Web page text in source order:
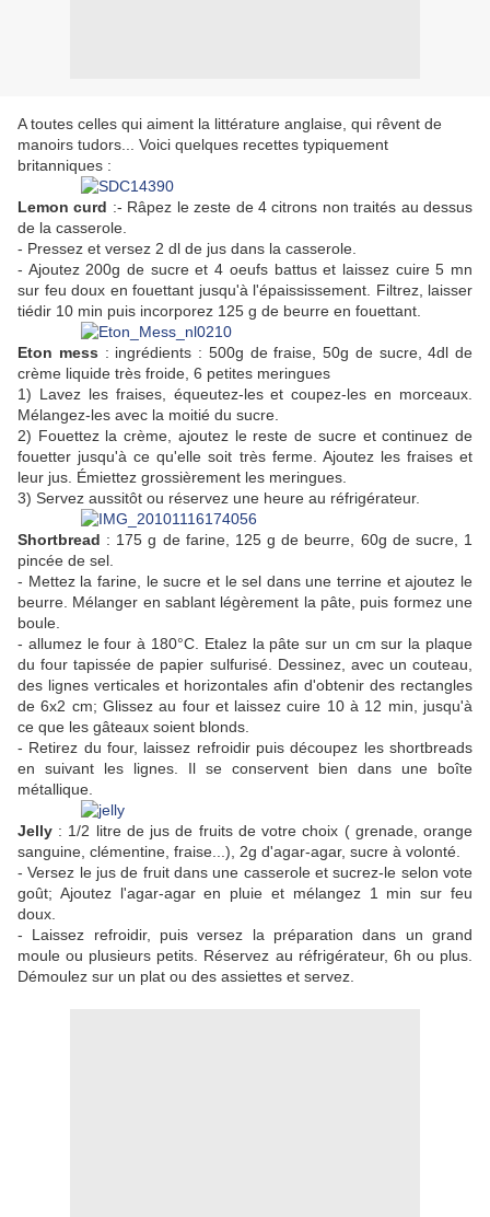
A toutes celles qui aiment la littérature anglaise, qui rêvent de
manoirs tudors... Voici quelques recettes typiquement
britanniques :
Lemon curd :- Râpez le zeste de 4 citrons non traités au dessus
de la casserole.
- Pressez et versez 2 dl de jus dans la casserole.
- Ajoutez 200g de sucre et 4 oeufs battus et laissez cuire 5 mn
sur feu doux en fouettant jusqu'à l'épaississement. Filtrez, laisser
tiédir 10 min puis incorporez 125 g de beurre en fouettant.
Eton mess : ingrédients : 500g de fraise, 50g de sucre, 4dl de
crème liquide très froide, 6 petites meringues
1) Lavez les fraises, équeutez-les et coupez-les en morceaux.
Mélangez-les avec la moitié du sucre.
2) Fouettez la crème, ajoutez le reste de sucre et continuez de
fouetter jusqu'à ce qu'elle soit très ferme. Ajoutez les fraises et
leur jus. Émiettez grossièrement les meringues.
3) Servez aussitôt ou réservez une heure au réfrigérateur.
Shortbread : 175 g de farine, 125 g de beurre, 60g de sucre, 1
pincée de sel.
- Mettez la farine, le sucre et le sel dans une terrine et ajoutez le
beurre. Mélanger en sablant légèrement la pâte, puis formez une
boule.
- allumez le four à 180°C. Etalez la pâte sur un cm sur la plaque
du four tapissée de papier sulfurisé. Dessinez, avec un couteau,
des lignes verticales et horizontales afin d'obtenir des rectangles
de 6x2 cm; Glissez au four et laissez cuire 10 à 12 min, jusqu'à
ce que les gâteaux soient blonds.
- Retirez du four, laissez refroidir puis découpez les shortbreads
en suivant les lignes. Il se conservent bien dans une boîte
métallique.
Jelly : 1/2 litre de jus de fruits de votre choix ( grenade, orange
sanguine, clémentine, fraise...), 2g d'agar-agar, sucre à volonté.
- Versez le jus de fruit dans une casserole et sucrez-le selon vote
goût; Ajoutez l'agar-agar en pluie et mélangez 1 min sur feu
doux.
- Laissez refroidir, puis versez la préparation dans un grand
moule ou plusieurs petits. Réservez au réfrigérateur, 6h ou plus.
Démoulez sur un plat ou des assiettes et servez.